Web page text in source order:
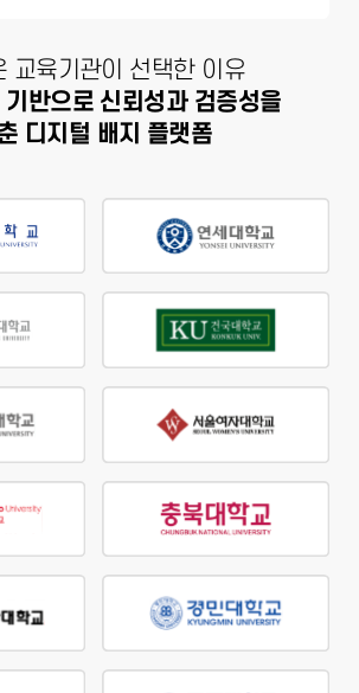
교육기관이 선택한 이유
기반으로 신뢰성과 검증성을
디지털 배지 플랫폼